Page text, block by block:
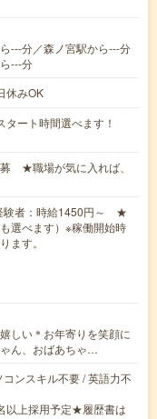
---分／森ノ宮駅から---分
---分
休みOK
ート時間選べます！
★職場が気に入れば、
験者：時給1450円～ ★
選べます）※稼働開始時
ます。
しい＊お年寄りを笑顔に
ん、おばあちゃ…
ンスキル不要 / 英語力不
以上採用予定★履歴書は